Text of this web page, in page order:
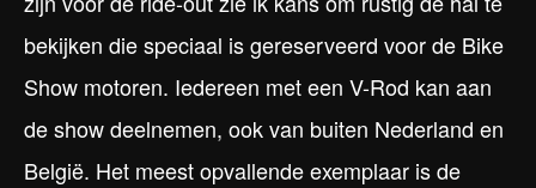
bekijken die speciaal is gereserveerd voor de Bike
Show motoren. Iedereen met een V-Rod kan aan
de show deelnemen, ook van buiten Nederland en
België. Het meest opvallende exemplaar is de